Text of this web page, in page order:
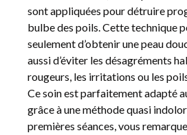
sont appliquées pour détruire
bulbe des poils. Cette technique
seulement d’obtenir une peau
aussi d’éviter les désagréments
rougeurs, les irritations ou les
Ce soin est parfaitement adapté
grâce à une méthode quasi
premières séances, vous